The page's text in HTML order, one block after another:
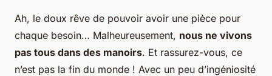
Ah, le doux rêve de pouvoir avoir une pièce pour
chaque besoin… Malheureusement, nous ne vivons
pas tous dans des manoirs. Et rassurez-vous, ce
n’est pas la fin du monde ! Avec un peu d’ingéniosité